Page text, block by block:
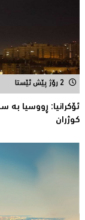
2 رۆژ پێش ئێستا
كوژران